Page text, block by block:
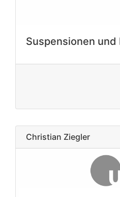
Suspensionen und
Christian Ziegler